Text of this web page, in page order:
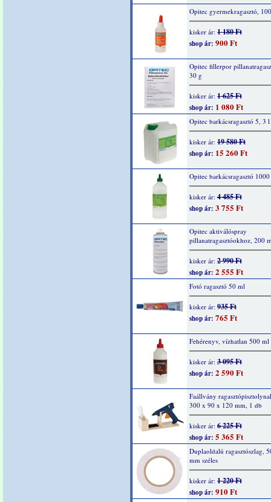
Opitec gyermekragasztó,
kisker ár: 1 180 Ft
shop ár: 900 Ft
Opitec fillerpor
30 g
kisker ár: 1 625 Ft
shop ár: 1 080 Ft
Opitec barkácsragasztó 5, 3 l
kisker ár: 19 580 Ft
shop ár: 15 260 Ft
Opitec barkácsragasztó
kisker ár: 4 485 Ft
shop ár: 3 755 Ft
Opitec aktiválóspray
pillanatragasztóokhoz, 200
kisker ár: 2 990 Ft
shop ár: 2 555 Ft
Fotó ragasztó 50 ml
kisker ár: 935 Ft
shop ár: 765 Ft
Fehérenyv, vízhatlan 500 ml
kisker ár: 3 095 Ft
shop ár: 2 590 Ft
Faállvány
300 x 90 x 120 mm, 1 db
kisker ár: 6 225 Ft
shop ár: 5 365 Ft
Duplaoldalú ragasztószlag,
mm széles
kisker ár: 1 220 Ft
shop ár: 910 Ft